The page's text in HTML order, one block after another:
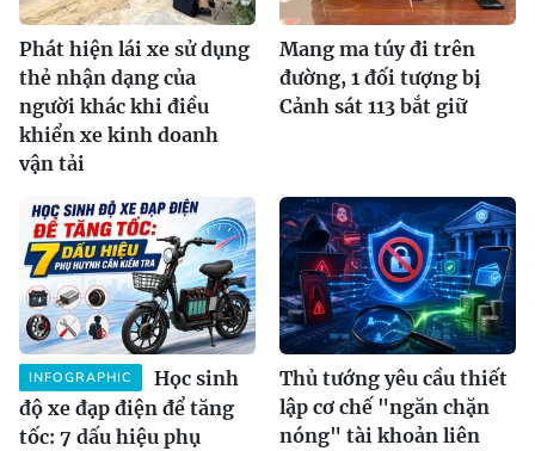
Phát hiện lái xe sử dụng
thẻ nhận dạng của
người khác khi điều
khiển xe kinh doanh
vận tải
Mang ma túy đi trên
đường, 1 đối tượng bị
Cảnh sát 113 bắt giữ
INFOGRAPHIC
Học sinh
độ xe đạp điện để tăng
tốc: 7 dấu hiệu phụ
Thủ tướng yêu cầu thiết
lập cơ chế "ngăn chặn
nóng" tài khoản liên